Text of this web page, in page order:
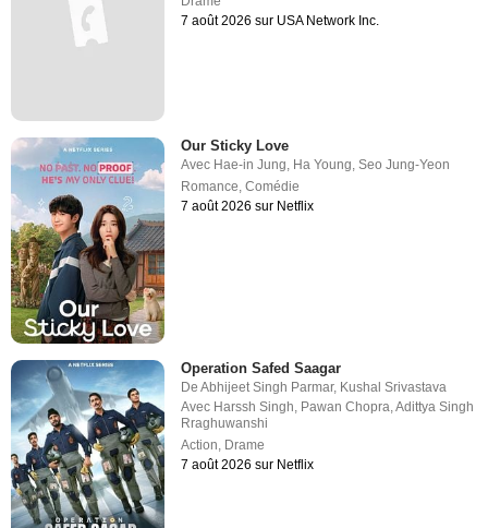
7 août 2026 sur USA Network Inc.
Our Sticky Love
Avec Hae-in Jung, Ha Young,Seo Jung-Yeon
Romance,Comédie
7 août 2026 sur Netflix
Operation Safed Saagar
DeAbhijeet Singh Parmar, Kushal Srivastava
Avec Harssh Singh Pawan Chopra ,Adittya Singh
Rraghuwanshi
Action Drame
7 août 2026 sur Netflix